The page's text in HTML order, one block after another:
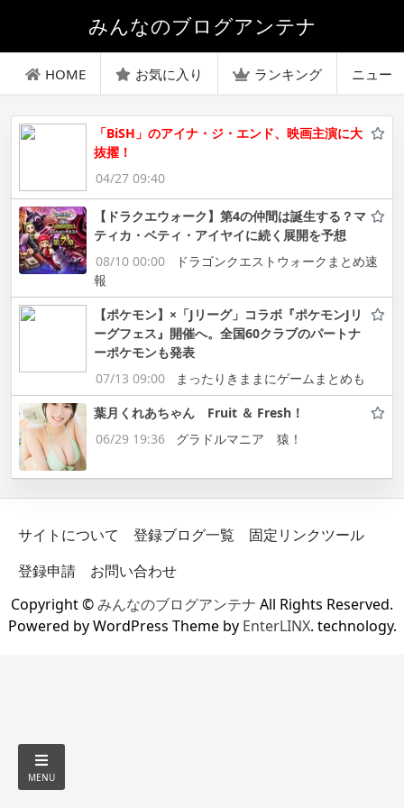
みんなのブログアンテナ
HOME お気に入り ランキング ニュー
「BiSH」のアイナ・ジ・エンド、映画主演に大
抜擢！
04/27 09:40
【ドラクエウォーク】第4の仲間は誕生する？マ
ティカ・ベティ・アイヤイに続く展開を予想
08/10 00:00
ドラゴンクエストウォークまとめ速
報
【ポケモン】×「Jリーグ」コラボ『ポケモンJリ
ーグフェス』開催へ。全国60クラブのパートナ
ーポケモンも発表
07/13 09:00
まったりきままにゲームまとめも
葉月くれあちゃん Fruit ＆ Fresh！
06/29 19:36
グラドルマニア 猿！
サイトについて 登録ブログ一覧
固定リンクツール
登録申請
お問い合わせ
Copyright ©みんなのブログアンテナ All Rights Reserved.
Powered by WordPress Theme by EnterLINX. technology.
MENU